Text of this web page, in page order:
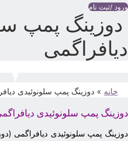
ورود /ثبت نام
دوزینگ پمپ
دیافراگمی
خانه » دوزینگ پمپ سلونوئیدی
دوزینگ پمپ سلونوئیدی
دوزینگ پمپ سلونوئیدی دیافراگمی